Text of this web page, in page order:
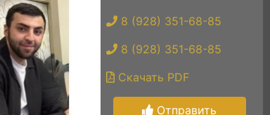
8 (928) 351-68-85
8 (928) 351-68-85
Скачать PDF
Отправить